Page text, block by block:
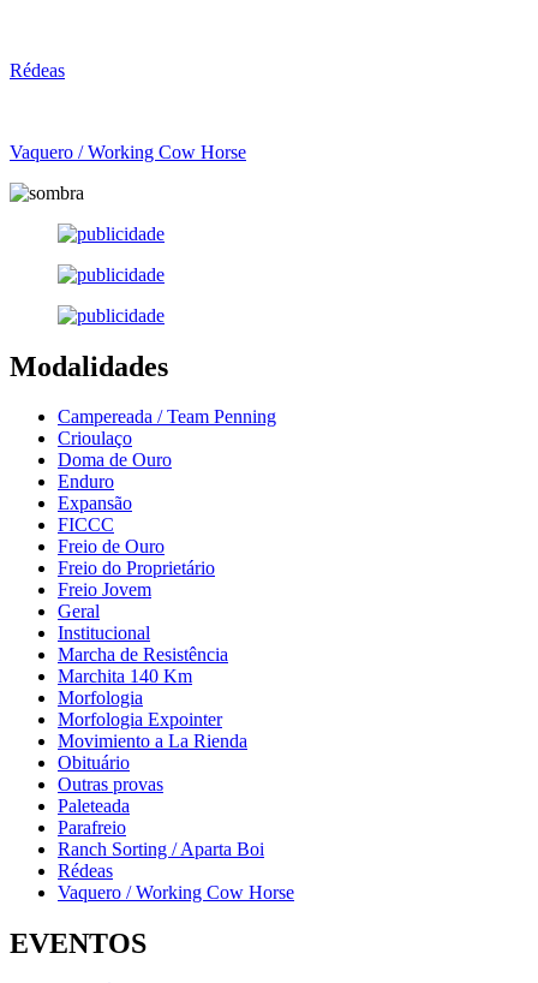
Rédeas
Vaquero / Working Cow Horse
Modalidades
Campereada / Team Penning
Crioulaço
Doma de Ouro
Enduro
Expansão
FICCC
Freio de Ouro
Freio do Proprietário
Freio Jovem
Geral
Institucional
Marcha de Resistência
Marchita 140 Km
Morfologia
Morfologia Expointer
Movimiento a La Rienda
Obituário
Outras provas
Paleteada
Parafreio
Ranch Sorting / Aparta Boi
Rédeas
Vaquero / Working Cow Horse
EVENTOS